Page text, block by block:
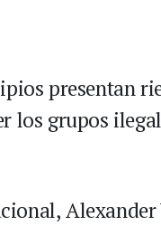
presentan
grupos
Alexander